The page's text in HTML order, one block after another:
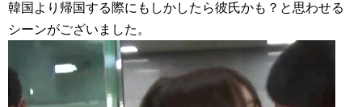
韓国より帰国する際にもしかしたら彼氏かも？と思わせる
シーンがございました。